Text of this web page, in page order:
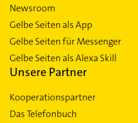
Newsroom
Gelbe Seiten als App
Gelbe Seiten für Messenger
Gelbe Seiten als Alexa Skill
Unsere Partner
Kooperationspartner
Das Telefonbuch